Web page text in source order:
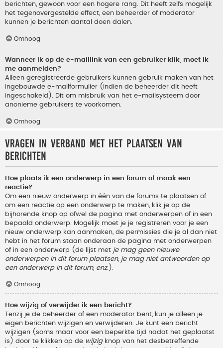
berichten, gewoon voor een hogere rang. Dit heeft zelfs mogelijk
het tegenovergestelde effect, een beheerder of moderator
kunnen je berichten aantal doen dalen.
Omhoog
Wanneer ik op de e-maillink van een gebruiker klik, moet ik
me aanmelden?
Alleen geregistreerde gebruikers kunnen gebruik maken van het
ingebouwde e-mailformulier (indien de beheerder dit heeft
ingeschakeld). Dit om misbruik van het e-mailsysteem door
anonieme gebruikers te voorkomen.
Omhoog
Vragen in verband met het plaatsen van
berichten
Hoe plaats ik een onderwerp in een forum of maak een
reactie?
Om een nieuw onderwerp in één van de forums te plaatsen of
om een reactie op een onderwerp te maken, klik je op de
bijhorende knop op ofwel de pagina met onderwerpen of in een
bepaald onderwerp. Mogelijk moet je je registreren voor je een
nieuw onderwerp kan aanmaken, de permissies die je al dan niet
hebt in het forum staan onderaan de pagina met onderwerpen
of in een onderwerp (de lijst met je mag geen nieuwe
onderwerpen in dit forum plaatsen, je mag niet antwoorden op
een onderwerp in dit forum, enz. ).
Omhoog
Hoe wijzig of verwijder ik een bericht?
Tenzij je de beheerder of een moderator bent, kun je alleen je
eigen berichten wijzigen en verwijderen. Je kunt een bericht
wijzigen (soms maar voor een beperkte tijd nadat het geplaatst
is) door te klikken op de wijzigknop van het desbetreffende